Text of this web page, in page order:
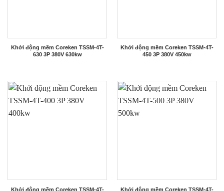
Khởi động mềm Coreken TSSM-4T-
630 3P 380V 630kw
Khởi động mềm Coreken TSSM-4T-
450 3P 380V 450kw
Khởi động mềm Coreken TSSM-4T-
Khởi động mềm Coreken TSSM-4T-